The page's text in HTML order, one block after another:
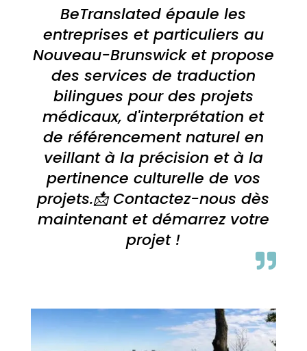
BeTranslated épaule les
entreprises et particuliers au
Nouveau-Brunswick et propose
des services de traduction
bilingues pour des projets
médicaux, d'interprétation et
de référencement naturel en
veillant à la précision et à la
pertinence culturelle de vos
projets.📩 Contactez-nous dès
maintenant et démarrez votre
projet !
